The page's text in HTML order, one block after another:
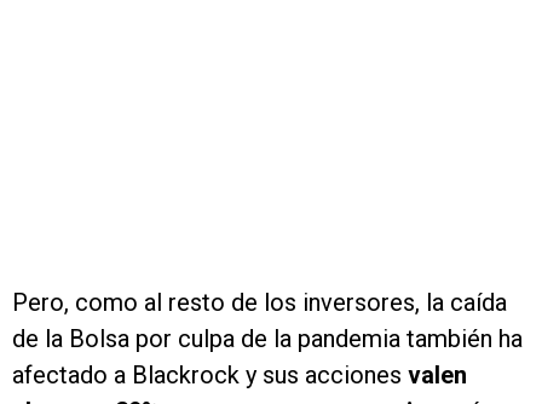
Pero, como al resto de los inversores, la caída
de la Bolsa por culpa de la pandemia también ha
afectado a Blackrock y sus acciones valen